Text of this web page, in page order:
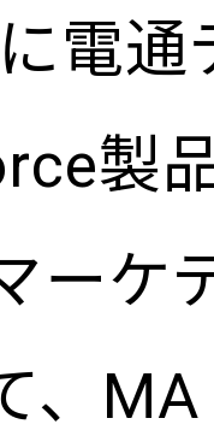
電通
製
ーケ
、